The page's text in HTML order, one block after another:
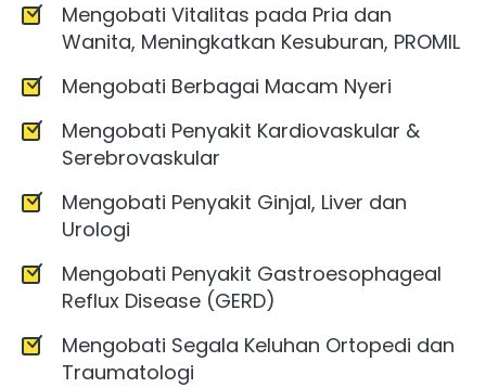
Mengobati Vitalitas pada Pria dan
Wanita, Meningkatkan Kesuburan, PROMIL
Mengobati Berbagai Macam Nyeri
Mengobati Penyakit Kardiovaskular &
Serebrovaskular
Mengobati Penyakit Ginjal, Liver dan
Urologi
Mengobati Penyakit Gastroesophageal
Reflux Disease (GERD)
Mengobati Segala Keluhan Ortopedi dan
Traumatologi